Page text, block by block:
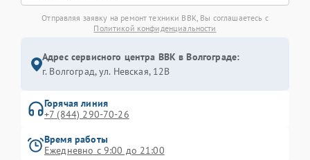
Отправляя заявку на ремонт техники BBK, Вы соглашаетесь с
Политикой конфиденциальности
Адрес сервисного центра BBK в Волгограде:
г. Волгоград, ул. Невская, 12В
Горячая линия
+7 (844) 290-70-26
Время работы
Ежедневно с 9:00 до 21:00